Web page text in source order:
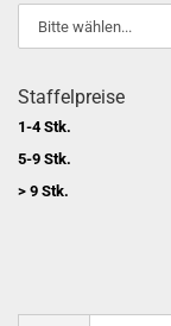
Staffelpreise
1-4 Stk.
5-9 Stk.
> 9 Stk.